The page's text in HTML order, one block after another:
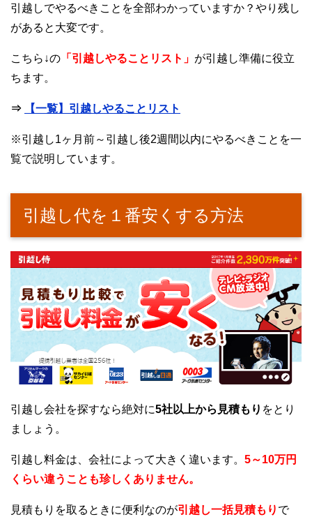
引越しでやるべきことを全部わかっていますか？やり残し
があると大変です。
こちら↓の 「引越しやることリスト」 が引越し準備に役立
ちます。
⇒ 【一覧】引越しやることリスト
※引越し1ヶ月前～引越し後2週間以内にやるべきことを一
覧で説明しています。
引越し代を１番安くする方法
引越し会社を探すなら絶対に5社以上から見積もり をとり
ましょう。
引越し料金は、会社によって大きく違います。 5～10万円
くらい違うことも珍しくありません。
見積もりを取るときに便利なのが引越し一括見積もり で